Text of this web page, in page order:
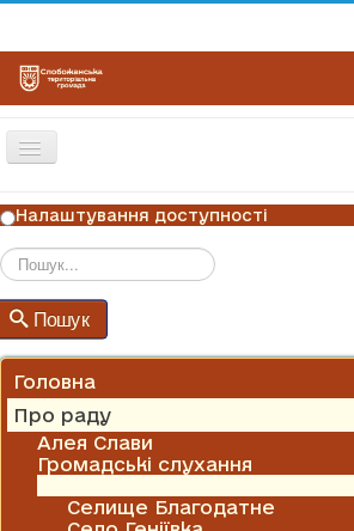
Перемикач
ГОЛОВНА
НОВИНИ
ОГОЛОШЕННЯ
ГРАФІКИ ПРИЙОМУ
Налаштування доступності
Пошук
Головна
Про раду
Алея Слави
Громадські слухання
Селище Благодатне